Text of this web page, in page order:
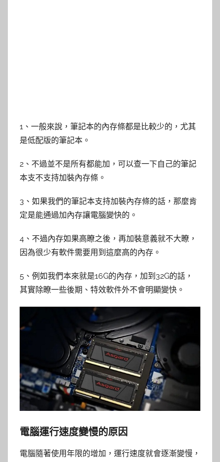
1、一般來說，筆記本的內存條都是比較少的，尤其
是低配版的筆記本。
2、不過並不是所有都能加，可以查一下自己的筆記
本支不支持加裝內存條。
3、如果我們的筆記本支持加裝內存條的話，那麼肯
定是能通過加內存讓電腦變快的。
4、不過內存如果高瞭之後，再加裝意義就不大瞭，
因為很少有軟件需要用到這麼高的內存。
5、例如我們本來就是16G的內存，加到32G的話，
其實除瞭一些後期、特效軟件外不會明顯變快。
電腦運行速度變慢的原因
電腦隨著使用年限的增加，運行速度就會逐漸變慢，